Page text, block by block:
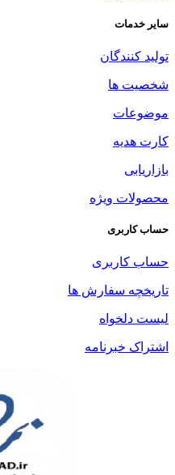
سایر خدمات
تولید کنندگان
شخصیت ها
موضوعات
کارت هدیه
بازاریابی
محصولات ویژه
حساب کاربری
حساب کاربری
تاریخچه سفارش ها
لیست دلخواه
اشتراک خبرنامه